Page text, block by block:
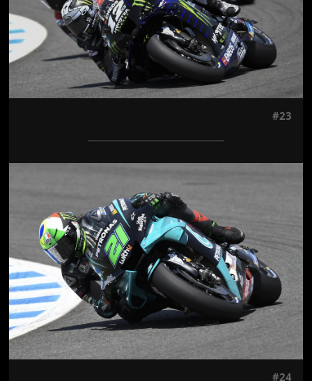
#23
Jön még kép!
#24